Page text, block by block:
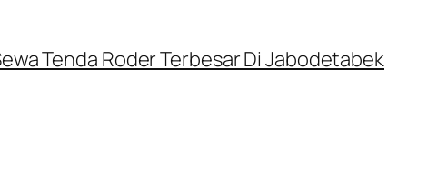
Tenda Roder Terbesar Di Jabodetabek